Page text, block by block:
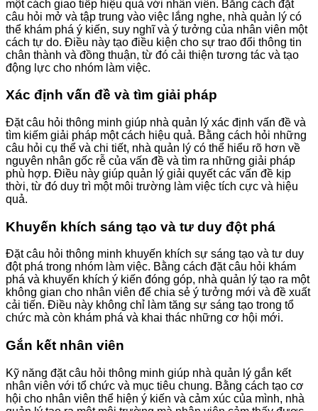
một cách giao tiếp hiệu quả với nhân viên. Bằng cách đặt
câu hỏi mở và tập trung vào việc lắng nghe, nhà quản lý có
thể khám phá ý kiến, suy nghĩ và ý tưởng của nhân viên một
cách tự do. Điều này tạo điều kiện cho sự trao đổi thông tin
chân thành và đồng thuận, từ đó cải thiện tương tác và tạo
động lực cho nhóm làm việc.
Xác định vấn đề và tìm giải pháp
Đặt câu hỏi thông minh giúp nhà quản lý xác định vấn đề và
tìm kiếm giải pháp một cách hiệu quả. Bằng cách hỏi những
câu hỏi cụ thể và chi tiết, nhà quản lý có thể hiểu rõ hơn về
nguyên nhân gốc rễ của vấn đề và tìm ra những giải pháp
phù hợp. Điều này giúp quản lý giải quyết các vấn đề kịp
thời, từ đó duy trì một môi trường làm việc tích cực và hiệu
quả.
Khuyến khích sáng tạo và tư duy đột phá
Đặt câu hỏi thông minh khuyến khích sự sáng tạo và tư duy
đột phá trong nhóm làm việc. Bằng cách đặt câu hỏi khám
phá và khuyến khích ý kiến đóng góp, nhà quản lý tạo ra một
không gian cho nhân viên để chia sẻ ý tưởng mới và đề xuất
cải tiến. Điều này không chỉ làm tăng sự sáng tạo trong tổ
chức mà còn khám phá và khai thác những cơ hội mới.
Gắn kết nhân viên
Kỹ năng đặt câu hỏi thông minh giúp nhà quản lý gắn kết
nhân viên với tổ chức và mục tiêu chung. Bằng cách tạo cơ
hội cho nhân viên thể hiện ý kiến và cảm xúc của mình, nhà